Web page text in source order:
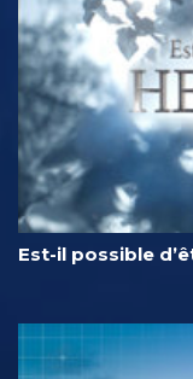
Est-il possible